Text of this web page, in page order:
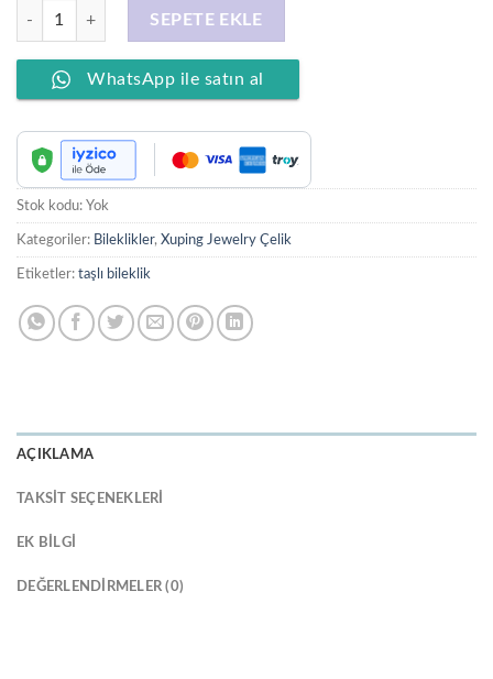
Stil İncisi/Xupıng Jewelry 14 Ayar Altın Kaplama, Pirinç Dikdörtgen
SEPETE EKLE
WhatsApp ile satın al
Stok kodu: Yok
Kategoriler: Bileklikler, Xuping Jewelry Çelik
Etiketler: taşlı bileklik
AÇIKLAMA
TAKSIT SEÇENEKLERI
EK BILGI
DEĞERLENDIRMELER (0)